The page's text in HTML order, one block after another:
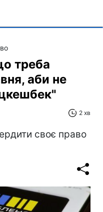
треба
аби не
2 хв
своє право